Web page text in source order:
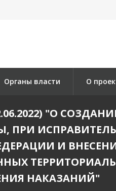
Органы власти О
"О
И
НАКАЗАНИЙ"